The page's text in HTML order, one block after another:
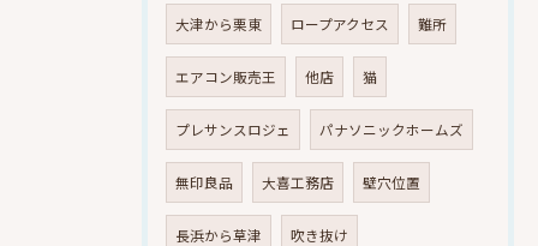
大津から栗東 ロープアクセス 難所
エアコン販売王 他店 猫
プレサンスロジェ パナソニックホームズ
無印良品 大喜工務店 壁穴位置
長浜から草津 吹き抜け